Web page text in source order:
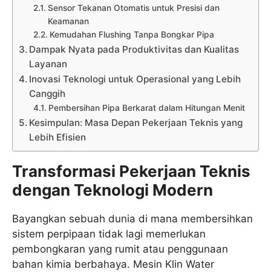
Sensor Tekanan Otomatis untuk Presisi dan
Keamanan
Kemudahan Flushing Tanpa Bongkar Pipa
Dampak Nyata pada Produktivitas dan Kualitas
Layanan
Inovasi Teknologi untuk Operasional yang Lebih
Canggih
Pembersihan Pipa Berkarat dalam Hitungan Menit
Kesimpulan: Masa Depan Pekerjaan Teknis yang
Lebih Efisien
Transformasi Pekerjaan Teknis
dengan Teknologi Modern
Bayangkan sebuah dunia di mana membersihkan
sistem perpipaan tidak lagi memerlukan
pembongkaran yang rumit atau penggunaan
bahan kimia berbahaya. Mesin Klin Water